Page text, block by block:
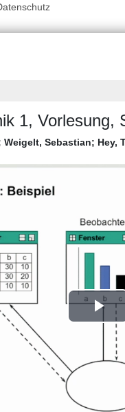
1, Vorlesung,
Weigelt, Sebastian; Hey,